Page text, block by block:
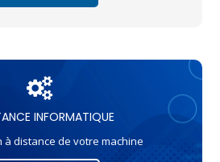
INFORMATIQUE
à distance de votre machine